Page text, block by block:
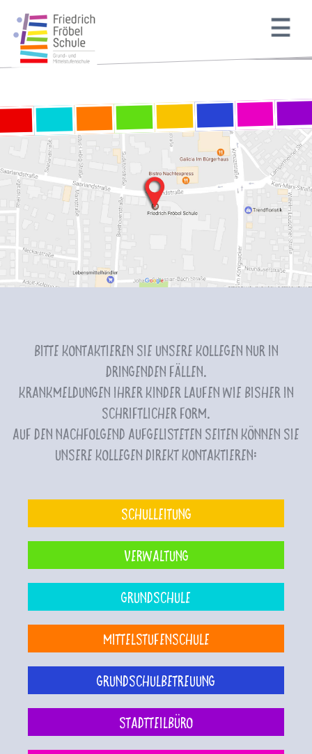
Bitte kontaktieren Sie unsere Kollegen nur in
dringenden Fällen.
Krankmeldungen Ihrer Kinder laufen wie bisher in
schriftlicher Form.
Auf den nachfolgend aufgelisteten Seiten können Sie
unsere Kollegen direkt kontaktieren:
Schulleitung
Verwaltung
Grundschule
Mittelstufenschule
Grundschulbetreuung
Stadtteilbüro